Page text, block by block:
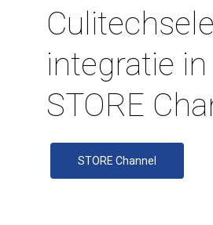
integratie in
STORE
STORE Channel